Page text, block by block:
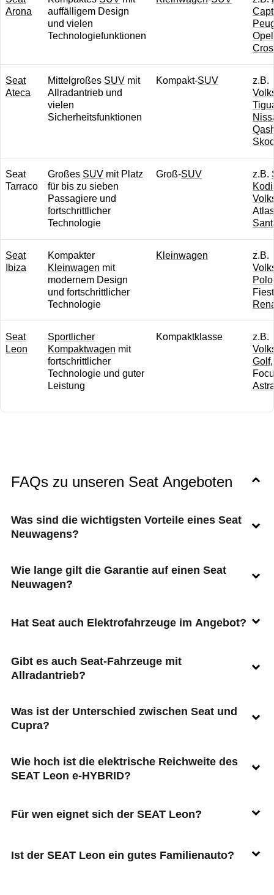
Arona
auffälligem Design
und vielen
Technologiefunktionen
Opel
Seat
Ateca
Mittelgroßes SUV mit
Allradantrieb und
vielen
Sicherheitsfunktionen
Kompakt-SUV
z.B.
Seat
Tarraco
Großes SUV mit Platz
für bis zu sieben
Passagiere und
fortschrittlicher
Technologie
Groß-SUV z.B.
Seat
Ibiza
Kompakter
Kleinwagen mit
modernem Design
und fortschrittlicher
Technologie
Kleinwagen
z.B.
Polo
Seat
Leon
Sportlicher
Kompaktwagen mit
fortschrittlicher
Technologie und guter
Leistung
Kompaktklasse
z .B.
Golf
FAQs zu unseren Seat Angeboten
Was sind die wichtigsten Vorteile eines Seat
Neuwagens?
Wie lange gilt die Garantie auf einen Seat
Neuwagen?
Hat Seat auch Elektrofahrzeuge im Angebot?
Gibt es auch Seat-Fahrzeuge mit
Allradantrieb?
Was ist der Unterschied zwischen Seat und
Cupra?
Wie hoch ist die elektrische Reichweite des
SEAT Leon e-HYBRID?
Für wen eignet sich der SEAT Leon?
Ist der SEAT Leon ein gutes Familienauto?